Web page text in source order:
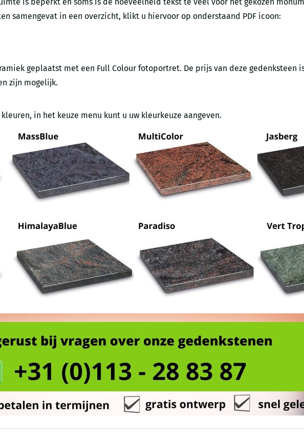
samengevat in een overzicht, klikt u hiervoor op onderstaand PDF icoon:
geplaatst met een Full Colour fotoportret. De prijs van deze gedenksteen
zijn mogelijk.
in het keuze menu kunt u uw kleurkeuze aangeven.